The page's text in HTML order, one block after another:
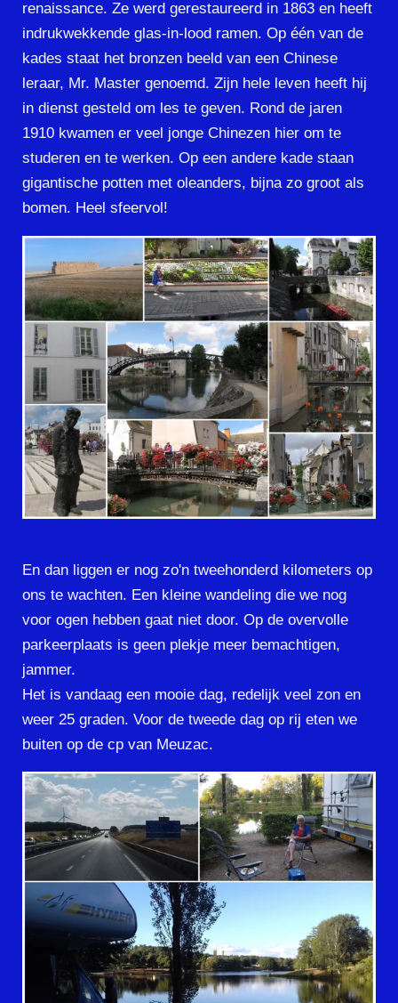
renaissance. Ze werd gerestaureerd in 1863 en heeft
indrukwekkende glas-in-lood ramen. Op één van de
kades staat het bronzen beeld van een Chinese
leraar, Mr. Master genoemd. Zijn hele leven heeft hij
in dienst gesteld om les te geven. Rond de jaren
1910 kwamen er veel jonge Chinezen hier om te
studeren en te werken. Op een andere kade staan
gigantische potten met oleanders, bijna zo groot als
bomen. Heel sfeervol!
En dan liggen er nog zo'n tweehonderd kilometers op
ons te wachten. Een kleine wandeling die we nog
voor ogen hebben gaat niet door. Op de overvolle
parkeerplaats is geen plekje meer bemachtigen,
jammer.
Het is vandaag een mooie dag, redelijk veel zon en
weer 25 graden. Voor de tweede dag op rij eten we
buiten op de cp van Meuzac.